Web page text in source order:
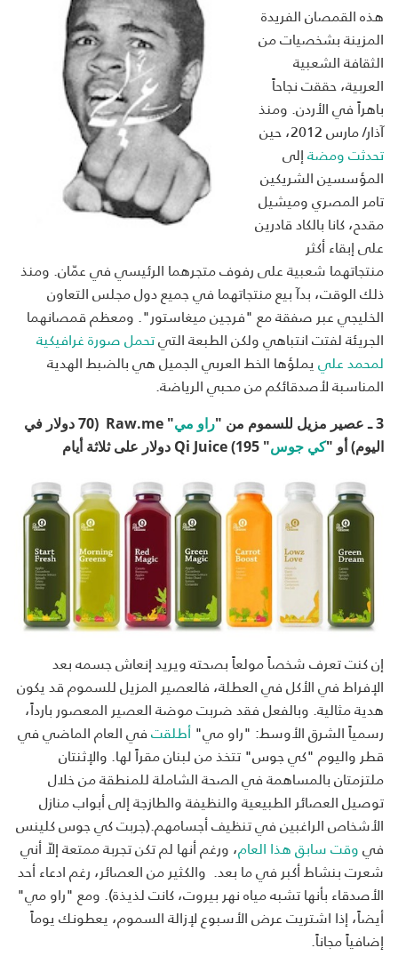
هذه القمصان الفريدة
المزينة بشخصيات من
الثقافة الشعبية
العربية، حققت نجاحاً
باهراً في الأردن. ومنذ
آذار/ مارس 2012، حين
تحدثت ومضةإلى
المؤسسين الشريكين
تامر المصري وميشيل
مقدح، كانا بالكاد قادرين
على إبقاء أكثر
منتجاتهما شعبية على رفوف متجرهما الرئيسي في عمّان. ومنذ
ذلك الوقت، بدآ بيع منتجاتهما في جميع دول مجلس التعاون
الخليجي عبر صفقة مع "فرجين ميغاستور". ومعظم قمصانهما
الجريئة لفتت انتباهي ولكن الطبعة التيتحمل صورة غرافيكية
لمحمد علييملؤها الخط العربي الجميل هي بالضبط الهدية
المناسبة لأصدقائكم من محبي الرياضة.
3 ـ عصير مزيل للسموم من " راو مي
" Raw.me (70 دولار في
اليوم) أو "كي جوس" Qi Juice (195 دولار على ثلاثة أيام
إن كنت تعرف شخصاً مولعاً بصحته ويريد إنعاش جسمه بعد
الإفراط في الأكل في العطلة، فالعصير المزيل للسموم قد يكون
هدية مثالية. وبالفعل فقد ضربت موضة العصير المعصور بارداً،
رسمياً الشرق الأوسط: "راو مي"أطلقتفي العام الماضي في
قطر واليوم "كي جوس" تتخذ من لبنان مقراً لها. والإثنتان
ملتزمتان بالمساهمة في الصحة الشاملة للمنطقة من خلال
توصيل العصائر الطبيعية والنظيفة والطازجة إلى أبواب منازل
الأشخاص الراغبين في تنظيف أجسامهم.(جربت كي جوس كلينس
فيوقت سابق هذا العام، ورغم أنها لم تكن تجربة ممتعة إلاّ أني
شعرت بنشاط أكبر في ما بعد. والكثير من العصائر، رغم ادعاء أحد
الأصدقاء بأنها تشبه مياه نهر بيروت، كانت لذيذة). ومع "راو مي"
أيضاً، إذا اشتريت عرض الأسبوع لإزالة السموم، يعطونك يوماً
إضافياً مجاناً.